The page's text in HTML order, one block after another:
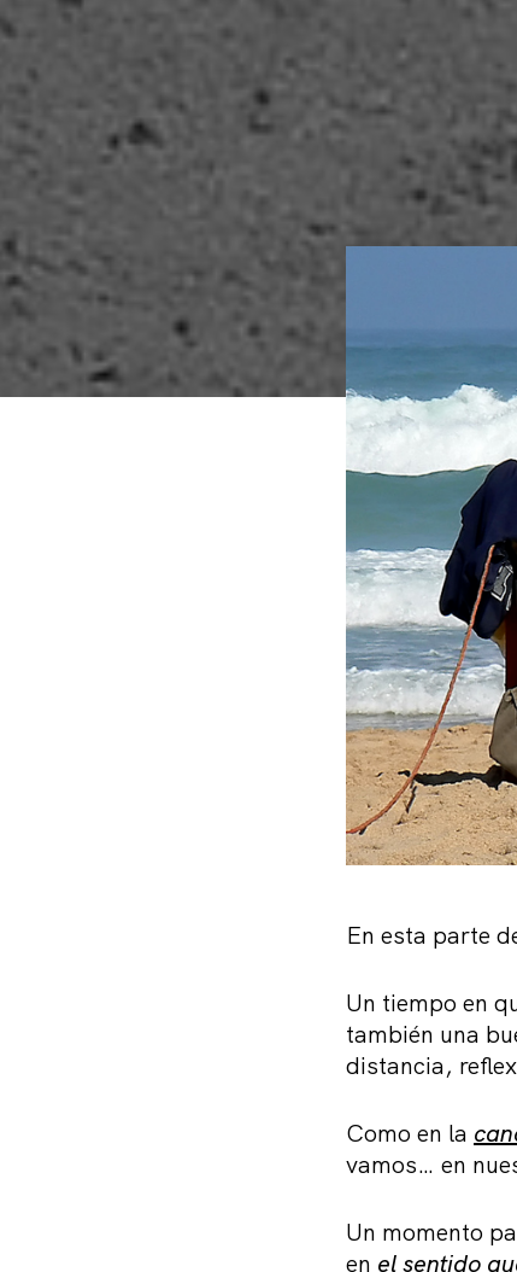
En esta parte
Un tiempo en
también una
distancia,
Como en la
vamos… en
Un momento
en el sentido